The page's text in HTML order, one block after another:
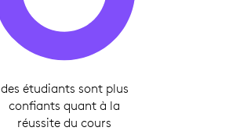
des étudiants sont plus
confiants quant à la
réussite du cours